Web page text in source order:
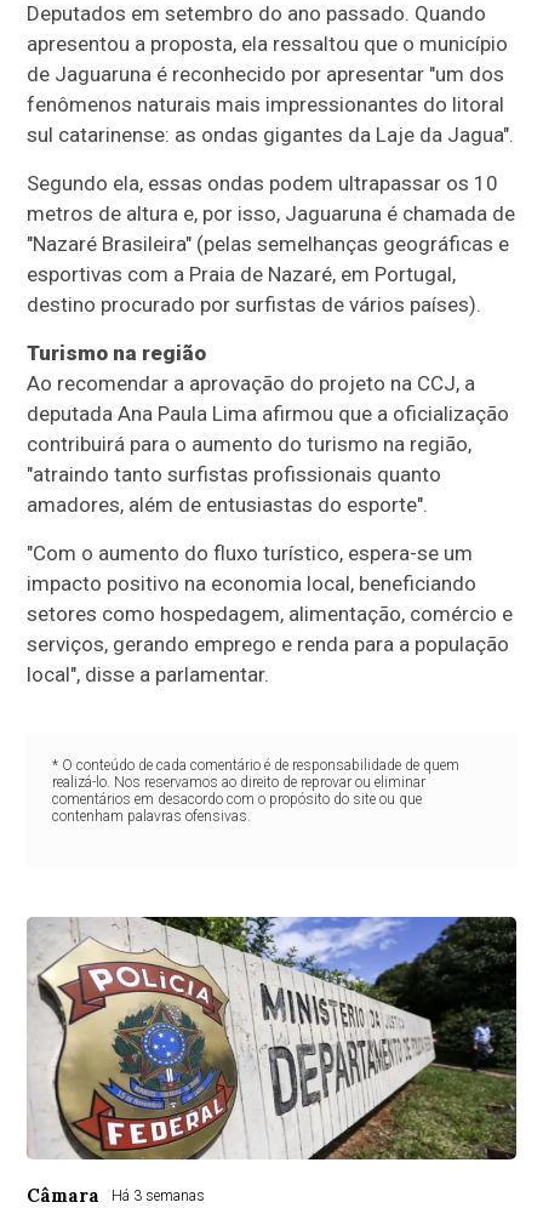
Deputados em setembro do ano passado. Quando
apresentou a proposta, ela ressaltou que o município
de Jaguaruna é reconhecido por apresentar "um dos
fenômenos naturais mais impressionantes do litoral
sul catarinense: as ondas gigantes da Laje da Jagua".
Segundo ela, essas ondas podem ultrapassar os 10
metros de altura e, por isso, Jaguaruna é chamada de
"Nazaré Brasileira" (pelas semelhanças geográficas e
esportivas com a Praia de Nazaré, em Portugal,
destino procurado por surfistas de vários países).
Turismo na região
Ao recomendar a aprovação do projeto na CCJ, a
deputada Ana Paula Lima afirmou que a oficialização
contribuirá para o aumento do turismo na região,
"atraindo tanto surfistas profissionais quanto
amadores, além de entusiastas do esporte".
"Com o aumento do fluxo turístico, espera-se um
impacto positivo na economia local, beneficiando
setores como hospedagem, alimentação, comércio e
serviços, gerando emprego e renda para a população
local", disse a parlamentar.
* O conteúdo de cada comentário é de responsabilidade de quem
realizá-lo. Nos reservamos ao direito de reprovar ou eliminar
comentários em desacordo com o propósito do site ou que
contenham palavras ofensivas.
Câmara Há 3 semanas